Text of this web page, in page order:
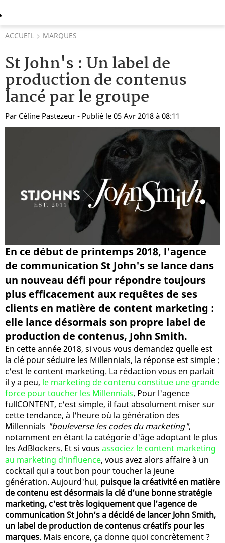
ACCUEIL MARQUES
St John's : Un label de
production de contenus
lancé par le groupe
Par Céline Pastezeur - Publié le 05 Avr 2018 à 08:11
En ce début de printemps 2018, l'agence
de communication St John's se lance dans
un nouveau défi pour répondre toujours
plus efficacement aux requêtes de ses
clients en matière de content marketing :
elle lance désormais son propre label de
production de contenus, John Smith.
En cette année 2018, si vous vous demandez quelle est
la clé pour séduire les Millennials, la réponse est simple :
c'est le content marketing. La rédaction vous en parlait
il y a peu, le marketing de contenu constitue une grande
force pour toucher les Millennials. Pour l'agence
fullCONTENT, c'est simple, il faut absolument miser sur
cette tendance, à l'heure où la génération des
Millennials "bouleverse les codes du marketing",
notamment en étant la catégorie d'âge adoptant le plus
les AdBlockers. Et si vous associez le content marketing
au marketing d'influence, vous avez alors affaire à un
cocktail qui a tout bon pour toucher la jeune
génération. Aujourd'hui, puisque la créativité en matière
de contenu est désormais la clé d'une bonne stratégie
marketing, c'est très logiquement que l'agence de
communication St John’s a décidé de lancer John Smith,
un label de production de contenus créatifs pour les
marques. Mais encore, ça donne quoi concrètement ?